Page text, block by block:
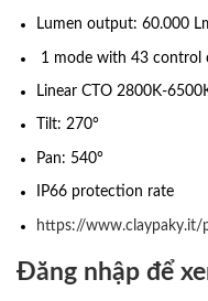
Lumen output: 60.000
1 mode with 43 control
Linear CTO 2800K-
Tilt: 270°
Pan: 540°
IP66 protection rate
https://
Đăng nhập để